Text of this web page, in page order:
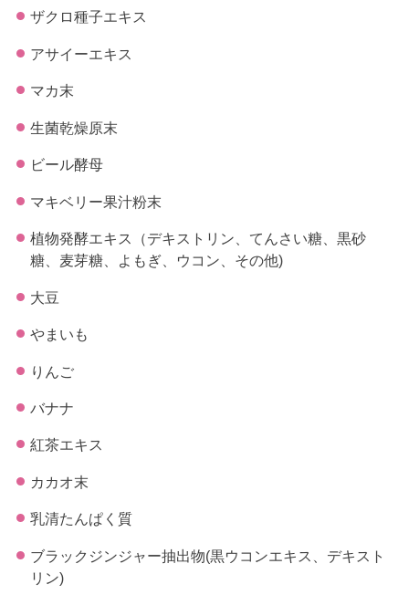
ザクロ種子エキス
アサイーエキス
マカ末
生菌乾燥原末
ビール酵母
マキベリー果汁粉末
植物発酵エキス（デキストリン、てんさい糖、黒砂
糖、麦芽糖、よもぎ、ウコン、その他)
大豆
やまいも
りんご
バナナ
紅茶エキス
カカオ末
乳清たんぱく質
ブラックジンジャー抽出物(黒ウコンエキス、デキスト
リン)